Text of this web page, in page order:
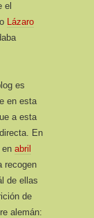
el
Lázaro
es
en esta
a esta
En
en abril
recogen
de ellas
de
alemán: